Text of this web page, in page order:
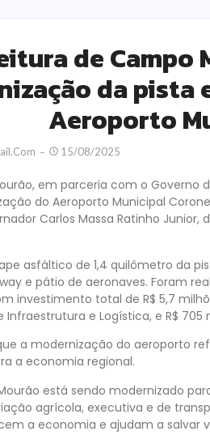
de Campo
da pista
Aeroporto
15/08/2025
em parceria com o Governo
do Aeroporto Municipal
Carlos Massa Ratinho Junior,
asfáltico de 1,4 quilômetro da
e pátio de aeronaves. Foram
investimento total de R$ 5,7
Infraestrutura e Logística, e R$
a modernização do aeroporto
a economia regional.
está sendo modernizado
agrícola, executiva e de
a economia e ajudam a salvar